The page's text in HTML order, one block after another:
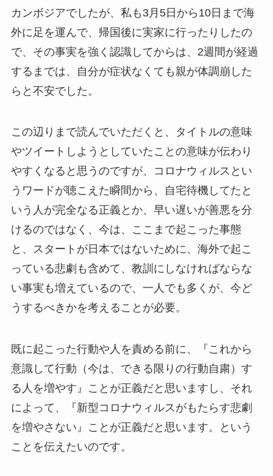
カンボジアでしたが、私も3月5日から10日まで海
外に足を運んで、帰国後に実家に行ったりしたの
で、その事実を強く認識してからは、2週間が経過
するまでは、自分が症状なくても親が体調崩した
らと不安でした。
この辺りまで読んでいただくと、タイトルの意味
やツイートしようとしていたことの意味が伝わり
やすくなると思うのですが、コロナウィルスとい
うワードが聴こえた瞬間から、自宅待機してたと
いう人が完全なる正義とか、早い遅いが善悪を分
けるのではなく、今は、ここまで起こった事態
と、スタートが日本ではないために、海外で起こ
っている悲劇も含めて、教訓にしなければならな
い事実も増えているので、一人でも多くが、今ど
うするべきかを考えることが必要。
既に起こった行動や人を責める前に、『これから
意識して行動（今は、できる限りの行動自粛）す
る人を増やす』ことが正義だと思いますし、それ
によって、『新型コロナウィルスがもたらす悲劇
を増やさない』ことが正義だと思います。という
ことを伝えたいのです。